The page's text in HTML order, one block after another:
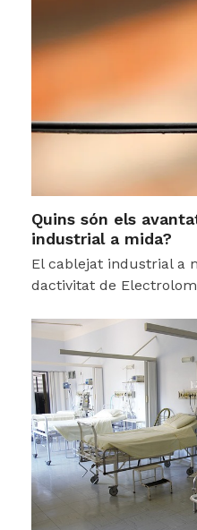
Quins són els
industrial a mida?
El cablejat industrial a
dactivitat de